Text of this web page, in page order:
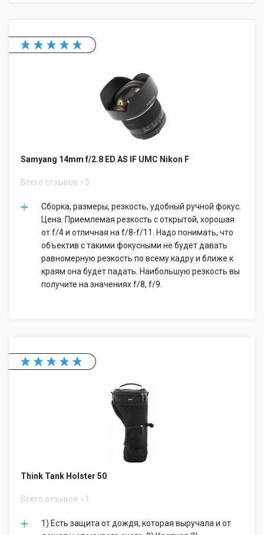
Samyang 14mm f/2.8 ED AS IF UMC Nikon F
Всего отзывов 3
Сборка, размеры, резкость, удобный ручной фокус.
Цена. Приемлемая резкость с открытой, хорошая
от f/4 и отличная на f/8-f/11. Надо понимать, что
объектив с такими фокусными не будет давать
равномерную резкость по всему кадру и ближе к
краям она будет падать. Наибольшую резкость вы
получите на значениях f/8, f/9.
Think Tank Holster 50
Всего отзывов 1
1) Есть защита от дождя, которая выручала и от